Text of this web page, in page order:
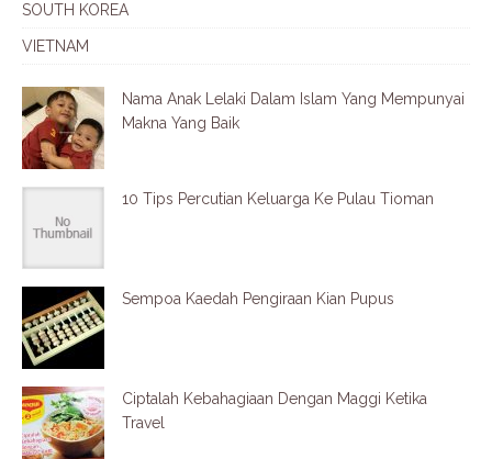
SOUTH KOREA
VIETNAM
Nama Anak Lelaki Dalam Islam Yang Mempunyai
Makna Yang Baik
10 Tips Percutian Keluarga Ke Pulau Tioman
Sempoa Kaedah Pengiraan Kian Pupus
Ciptalah Kebahagiaan Dengan Maggi Ketika
Travel